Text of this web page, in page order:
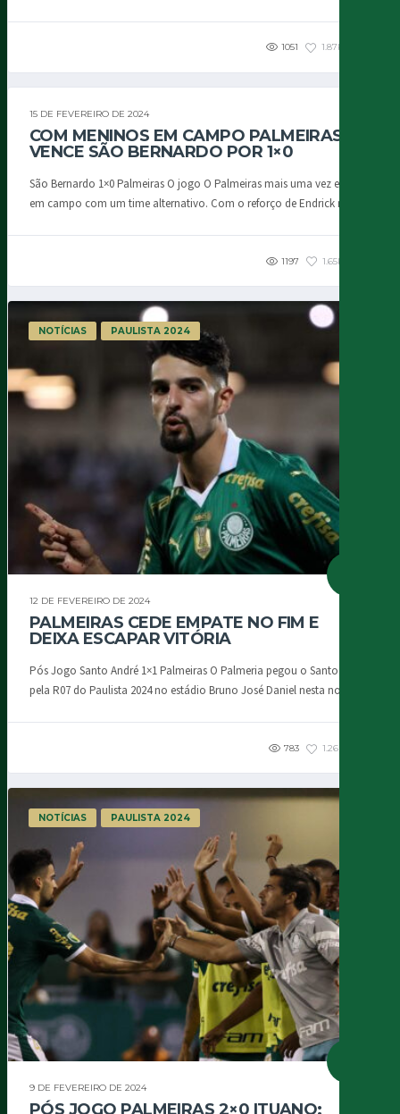
1051 1.87K
15 DE FEVEREIRO DE 2024
COM MENINOS EM CAMPO PALMEIRAS
VENCE SÃO BERNARDO POR 1×0
São Bernardo 1×0 Palmeiras O jogo O Palmeiras mais uma vez entrou
em campo com um time alternativo. Com o reforço de Endrick no...
1197 1.65K
NOTÍCIAS PAULISTA 2024
12 DE FEVEREIRO DE 2024
PALMEIRAS CEDE EMPATE NO FIM E
DEIXA ESCAPAR VITÓRIA
Pós Jogo Santo André 1×1 Palmeiras O Palmeria pegou o Santo André
pela R07 do Paulista 2024 no estádio Bruno José Daniel nesta noite...
783 1.26K
NOTÍCIAS PAULISTA 2024
9 DE FEVEREIRO DE 2024
PÓS JOGO PALMEIRAS 2×0 ITUANO: